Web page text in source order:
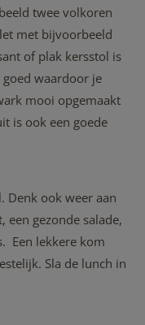
twee volkoren
met bijvoorbeeld
of plak kersstol is
waardoor je
mooi opgemaakt
is ook een goede
Denk ook weer aan
gezonde salade,
Een lekkere kom
Sla de lunch in